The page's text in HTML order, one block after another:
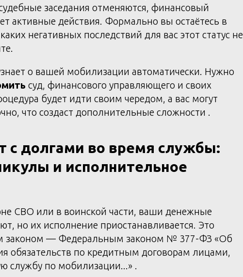
заседания отменяются, финансовый
активные действия. Формально вы остаётесь в
негативных последствий для вас этот статус не
о вашей мобилизации автоматически. Нужно
суд, финансового управляющего и своих
будет идти своим чередом, а вас могут
что создаст дополнительные сложности .
с долгами во время службы:
и исполнительное
СВО или в воинской части, ваши денежные
но их исполнение приостанавливается. Это
законом — Федеральным законом № 377-ФЗ «Об
обязательств по кредитным договорам лицами,
службу по мобилизации...» .